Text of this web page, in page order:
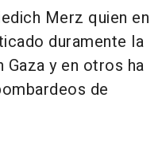
Merz quien en
duramente la
y en otros ha
de